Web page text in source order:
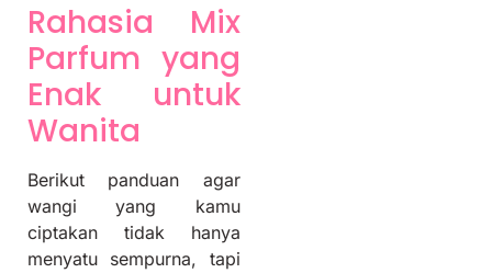
Rahasia Mix
Parfum yang
Enak untuk
Wanita
Berikut panduan agar
wangi yang kamu
ciptakan tidak hanya
menyatu sempurna, tapi